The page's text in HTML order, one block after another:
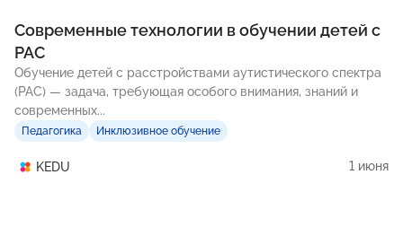
Современные технологии в обучении детей с
РАС
Обучение детей с расстройствами аутистического спектра
(РАС) — задача, требующая особого внимания, знаний и
современных...
Педагогика Инклюзивное обучение
KEDU 1 июня